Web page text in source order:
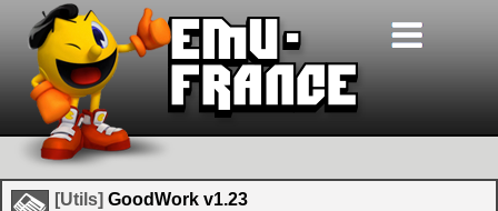
[Utils] GoodWork v1.23